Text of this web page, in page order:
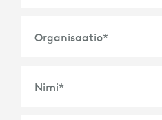
Organisaatio*
Nimi*